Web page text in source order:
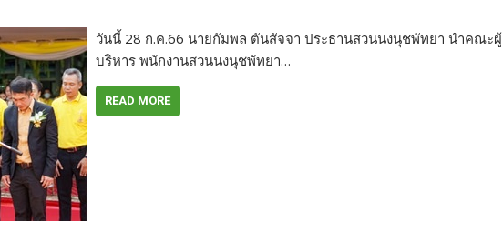
วันนี้ 28 ก.ค.66 นายกัมพล ตันสัจจา ประธานสวนนงนุชพัทยา นำคณะผู้
บริหาร พนักงานสวนนงนุชพัทยา…
READ MORE